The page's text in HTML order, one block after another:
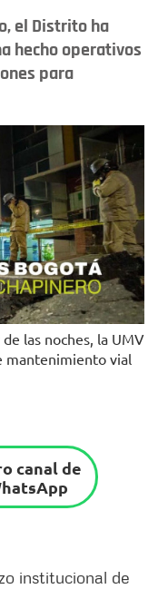
el Distrito ha
hecho operativos
para
las noches, la UMV
mantenimiento vial
canal de
institucional de